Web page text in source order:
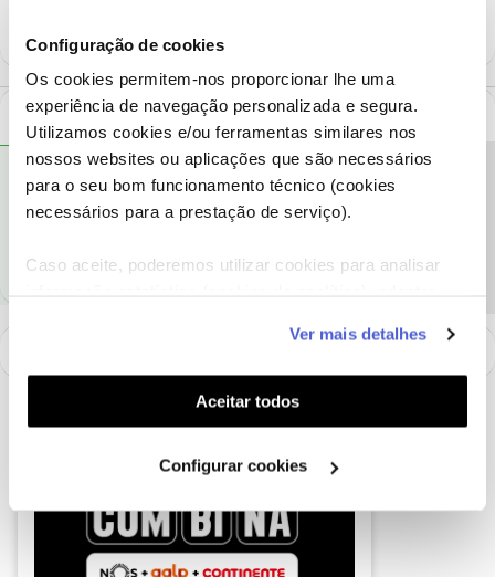
Configuração de cookies
Os cookies permitem-nos proporcionar lhe uma
experiência de navegação personalizada e segura.
Utilizamos cookies e/ou ferramentas similares nos
nossos websites ou aplicações que são necessários
para o seu bom funcionamento técnico (cookies
necessários para a prestação de serviço).
Caso aceite, poderemos utilizar cookies para analisar
funcionalidades (cookies de personalização e
funcionalidade) e adaptar anúncios aos seus interesses
(cookies de publicidade personalizada). Pode gerir a
utilização dos cookies clicando em "Configurar
Ver mais detalhes
Aceitar todos
Configurar cookies
1 Comentário
Olá, veja lá seeste tópicoajuda.